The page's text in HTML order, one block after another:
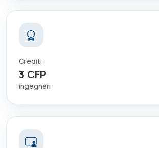
Crediti
3 CFP
ingegneri